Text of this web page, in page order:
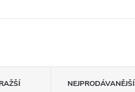
NEJPRODÁVANĚJŠÍ